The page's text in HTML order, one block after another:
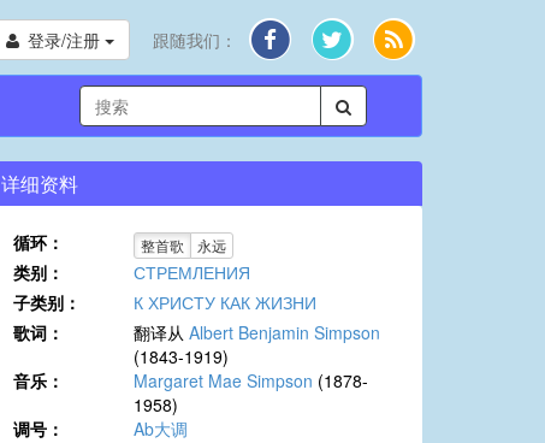
登录/注册 跟随我们：
详细资料
循环： 整首歌 永远
类别：
СТРЕМЛЕНИЯ
子类别：
К ХРИСТУ КАК ЖИЗНИ
歌词：
翻译从 Albert Benjamin Simpson
(1843-1919)
音乐：
Margaret Mae Simpson (1878-
1958)
调号：
Ab大调